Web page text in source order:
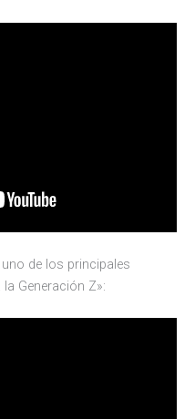
uno de los principales
Generación Z»: